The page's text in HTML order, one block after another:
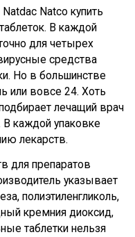
Natco купить
В каждой
для четырех
средства
Но в большинстве
или вовсе 24. Хоть
лечащий врач
В каждой упаковке
лекарств.
для препаратов
указывает
полиэтиленгликоль,
кремния диоксид,
таблетки нельзя